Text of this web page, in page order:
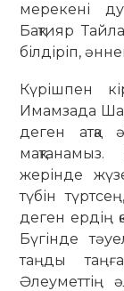
мерекені
Бақтияр
білдіріп,
Күрішпен
Имамзада
деген атқа
жерінде
түбін
деген ердің
Бүгінде
таңды
Әлеуметтің